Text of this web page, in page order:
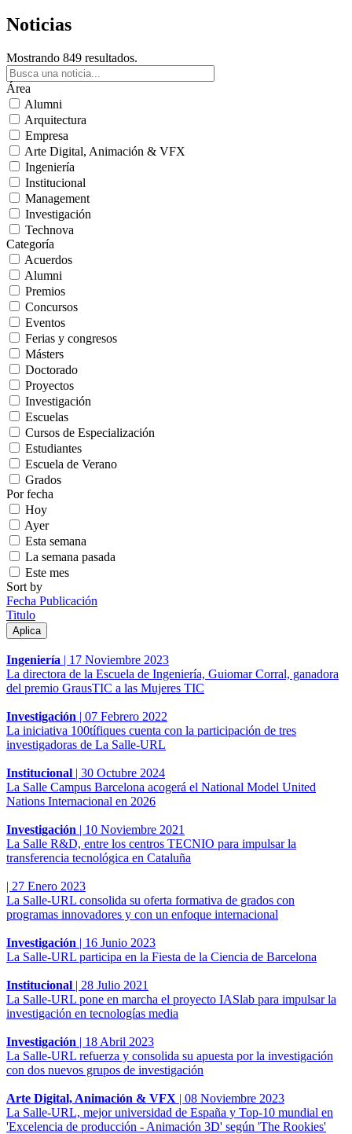
Noticias
Mostrando 849 resultados.
Área
Alumni
Arquitectura
Empresa
Arte Digital, Animación & VFX
Ingeniería
Institucional
Management
Investigación
Technova
Categoría
Acuerdos
Alumni
Premios
Concursos
Eventos
Ferias y congresos
Másters
Doctorado
Proyectos
Investigación
Escuelas
Cursos de Especialización
Estudiantes
Escuela de Verano
Grados
Por fecha
Hoy
Ayer
Esta semana
La semana pasada
Este mes
Sort by
Fecha Publicación
Titulo
Ingeniería | 17 Noviembre 2023
La directora de la Escuela de Ingeniería, Guiomar Corral, ganadora
del premio GrausTIC a las Mujeres TIC
Investigación | 07 Febrero 2022
La iniciativa 100tífiques cuenta con la participación de tres
investigadoras de La Salle-URL
Institucional | 30 Octubre 2024
La Salle Campus Barcelona acogerá el National Model United
Nations Internacional en 2026
Investigación | 10 Noviembre 2021
La Salle R&D, entre los centros TECNIO para impulsar la
transferencia tecnológica en Cataluña
| 27 Enero 2023
La Salle-URL consolida su oferta formativa de grados con
programas innovadores y con un enfoque internacional
Investigación | 16 Junio 2023
La Salle-URL participa en la Fiesta de la Ciencia de Barcelona
Institucional | 28 Julio 2021
La Salle-URL pone en marcha el proyecto IASlab para impulsar la
investigación en tecnologías media
Investigación | 18 Abril 2023
La Salle-URL refuerza y ​​consolida su apuesta por la investigación
con dos nuevos grupos de investigación
Arte Digital, Animación & VFX | 08 Noviembre 2023
La Salle-URL, mejor universidad de España y Top-10 mundial en
'Excelencia de producción - Animación 3D' según 'The Rookies'